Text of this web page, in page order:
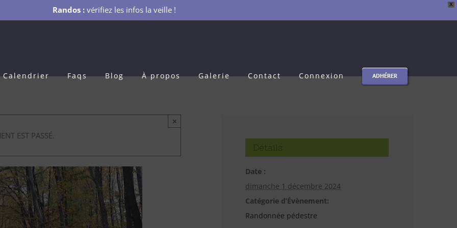
X
Randos : vérifiez les infos la veille !
Calendrier Faqs Blog À propos Galerie Contact Connexion ADHÉRER
EST PASSÉ.
×
Détails
Date :
dimanche 1 décembre 2024
Catégorie d’Évènement:
Randonnée pédestre